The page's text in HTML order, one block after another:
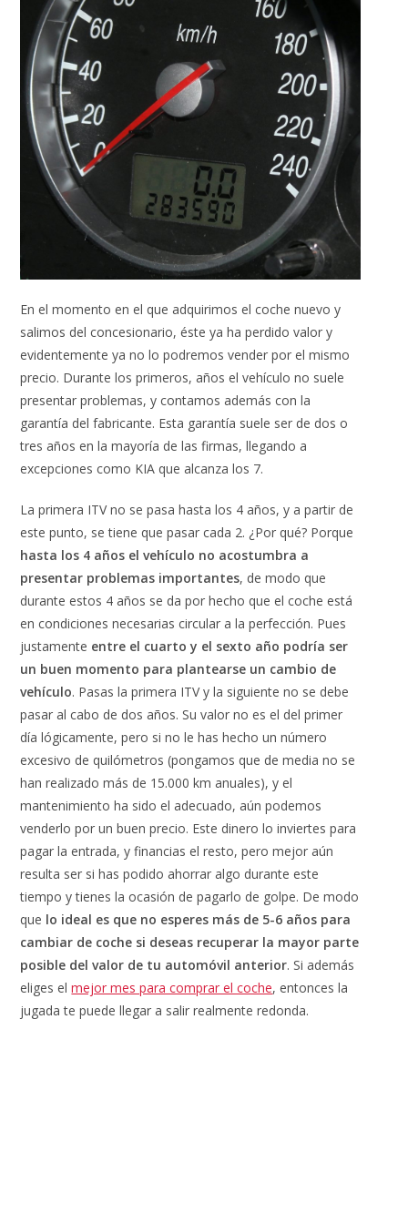
En el momento en el que adquirimos el coche nuevo y
salimos del concesionario, éste ya ha perdido valor y
evidentemente ya no lo podremos vender por el mismo
precio. Durante los primeros, años el vehículo no suele
presentar problemas, y contamos además con la
garantía del fabricante. Esta garantía suele ser de dos o
tres años en la mayoría de las firmas, llegando a
excepciones como KIA que alcanza los 7.
La primera ITV no se pasa hasta los 4 años, y a partir de
este punto, se tiene que pasar cada 2. ¿Por qué? Porque
hasta los 4 años el vehículo no acostumbra a
presentar problemas importantes, de modo que
durante estos 4 años se da por hecho que el coche está
en condiciones necesarias circular a la perfección. Pues
justamente entre el cuarto y el sexto año podría ser
un buen momento para plantearse un cambio de
vehículo. Pasas la primera ITV y la siguiente no se debe
pasar al cabo de dos años. Su valor no es el del primer
día lógicamente, pero si no le has hecho un número
excesivo de quilómetros (pongamos que de media no se
han realizado más de 15.000 km anuales), y el
mantenimiento ha sido el adecuado, aún podemos
venderlo por un buen precio. Este dinero lo inviertes para
pagar la entrada, y financias el resto, pero mejor aún
resulta ser si has podido ahorrar algo durante este
tiempo y tienes la ocasión de pagarlo de golpe. De modo
que lo ideal es que no esperes más de 5-6 años para
cambiar de coche si deseas recuperar la mayor parte
posible del valor de tu automóvil anterior. Si además
eliges elmejor mes para comprar el coche, entonces la
jugada te puede llegar a salir realmente redonda.